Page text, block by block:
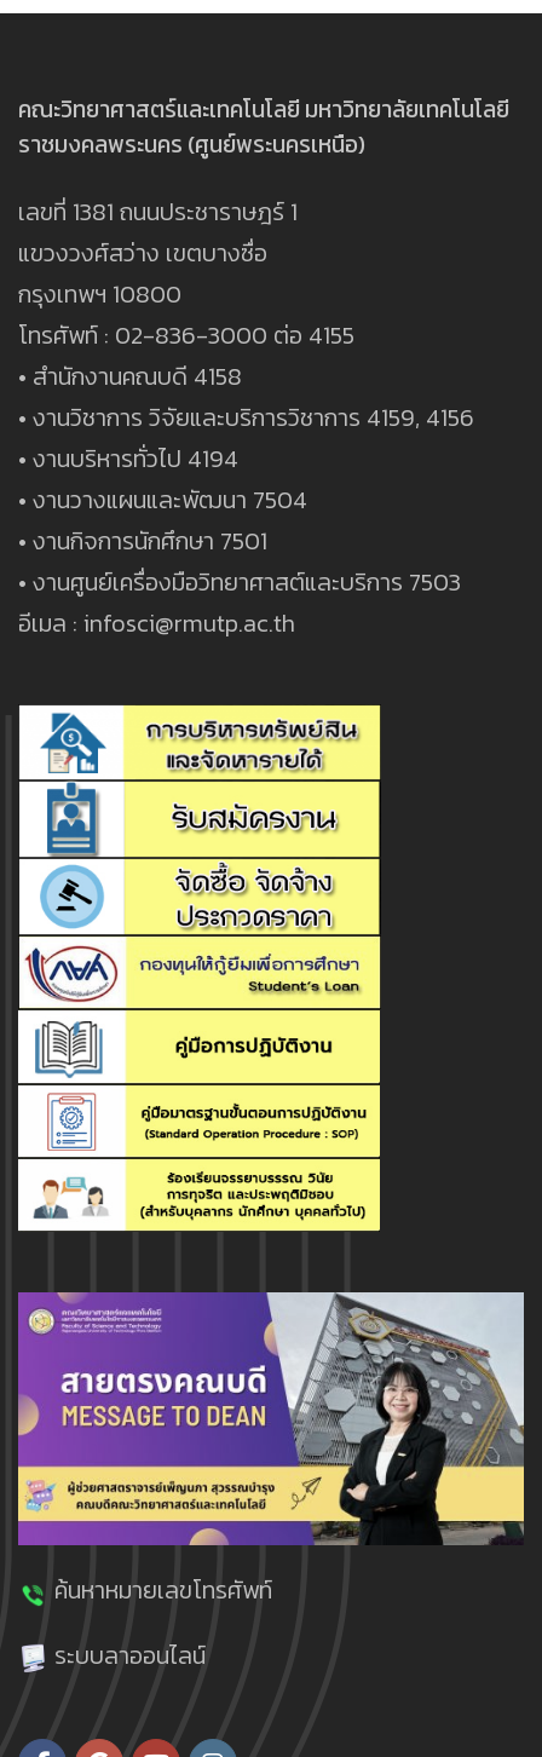
คณะวิทยาศาสตร์และเทคโนโลยี มหาวิทยาลัยเทคโนโลยี
ราชมงคลพระนคร (ศูนย์พระนครเหนือ)
เลขที่ 1381 ถนนประชาราษฎร์ 1
แขวงวงศ์สว่าง เขตบางซื่อ
กรุงเทพฯ 10800
โทรศัพท์ : 02-836-3000 ต่อ 4155
• สำนักงานคณบดี 4158
• งานวิชาการ วิจัยและบริการวิชาการ 4159, 4156
• งานบริหารทั่วไป 4194
• งานวางแผนและพัฒนา 7504
• งานกิจการนักศึกษา 7501
• งานศูนย์เครื่องมือวิทยาศาสต์และบริการ 7503
อีเมล : infosci@rmutp.ac.th
ค้นหาหมายเลขโทรศัพท์
ระบบลาออนไลน์